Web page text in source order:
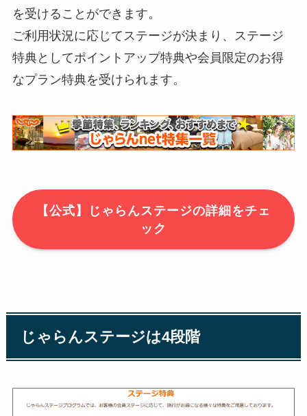
を受けることができます。
ご利用状況に応じてステージが決まり、ステージ
特典としてポイントアップ特典や会員限定のお得
なプラン特典を受けられます。
【公式】じゃらんステージの詳細をチェ
ック
じゃらんステージは4段階